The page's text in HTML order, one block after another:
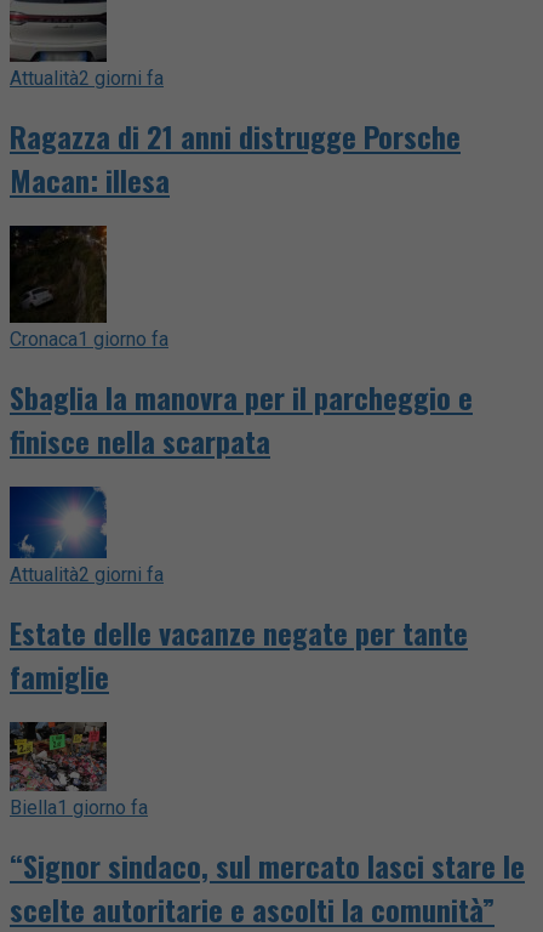
Attualità2 giorni fa
Ragazza di 21 anni distrugge Porsche
Macan: illesa
Cronaca1 giorno fa
Sbaglia la manovra per il parcheggio e
finisce nella scarpata
Attualità2 giorni fa
Estate delle vacanze negate per tante
famiglie
Biella1 giorno fa
“Signor sindaco, sul mercato lasci stare le
scelte autoritarie e ascolti la comunità”